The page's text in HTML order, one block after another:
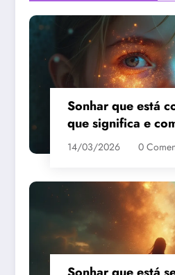
Sonhar que está
que significa e
interpretar?
14/03/2026 0